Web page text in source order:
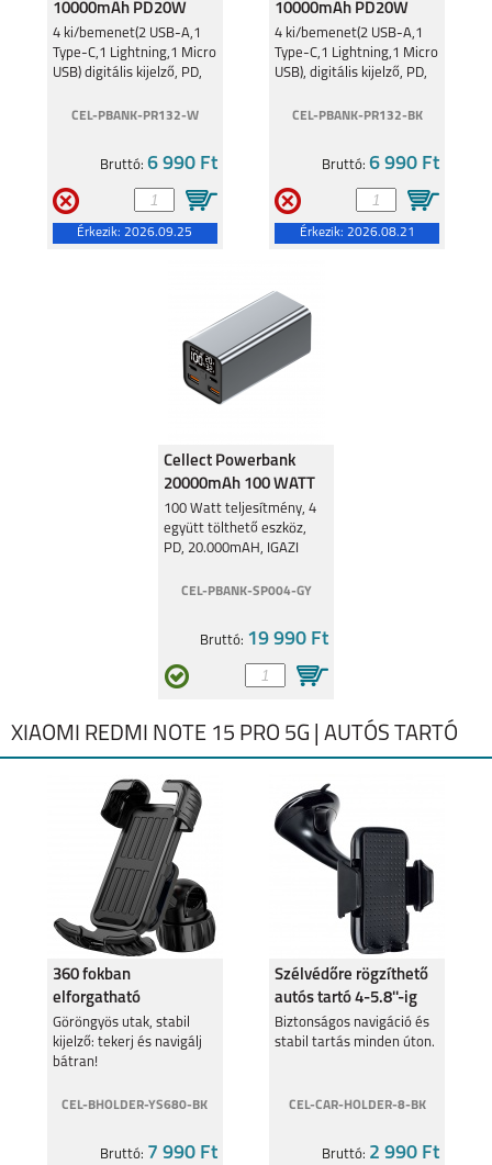
10000mAh PD20W
Fehér PR132
10000mAh
4 ki/bemenet(2 USB-A,1
Type-C,1 Lightning,1 Micro
USB) digitális kijelző, PD,
CEL-PBANK-PR132-W
Bruttó: 6 990 Ft
Érkezik:2026.09.25
10000mAh PD20W
Fekete PR132
10000mAh
4 ki/bemenet(2 USB-A,1
Type-C,1 Lightning,1 Micro
USB), digitális kijelző, PD,
CEL-PBANK-PR132-BK
Bruttó:6 990 Ft
Érkezik: 2026.08.21
Cellect Powerbank
20000mAh 100 WATT
100 Watt teljesítmény, 4
együtt tölthető eszköz,
PD, 20.000mAH, IGAZI
CEL-PBANK-SP004-GY
Bruttó: 19 990 Ft
XIAOMI REDMI NOTE 15 PRO 5G | AUTÓS TARTÓ
360 fokban
elforgatható
telefontartó biciklire,
Fekete
Göröngyös utak, stabil
kijelző: tekerj és navigálj
bátran!
CEL-BHOLDER-YS680-BK
Bruttó: 7 990 Ft
Szélvédőre rögzíthető
autós tartó 4-5.8''-ig
Biztonságos navigáció és
stabil tartás minden úton.
CEL-CAR-HOLDER-8-BK
Bruttó: 2 990 Ft